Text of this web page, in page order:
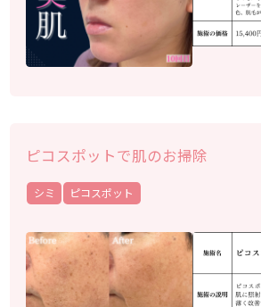
ピコスポットで肌のお掃除
シミ ピコスポット